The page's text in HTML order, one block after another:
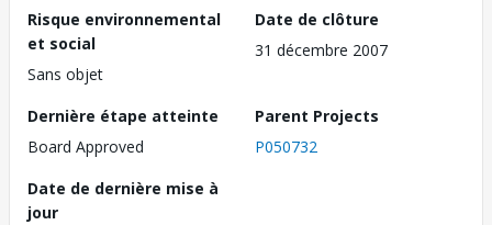
Risque environnemental
et social
Sans objet
Date de clôture
31 décembre 2007
Dernière étape atteinte
Board Approved
Parent Projects
P050732
Date de dernière mise à
jour